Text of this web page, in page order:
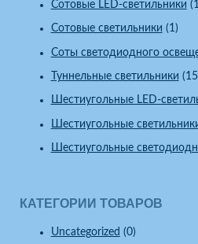
Сотовые LED-светильники
Сотовые светильники (1)
Соты светодиодного
Туннельные светильники
Шестиугольные LED-
Шестиугольные
Шестиугольные
КАТЕГОРИИ ТОВАРОВ
Uncategorized (0)